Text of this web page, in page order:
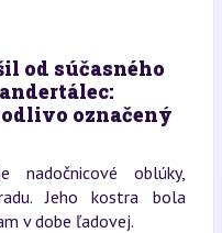
od súčasného
označený
nadočnicové oblúky,
Jeho kostra bola
v dobe ľadovej.